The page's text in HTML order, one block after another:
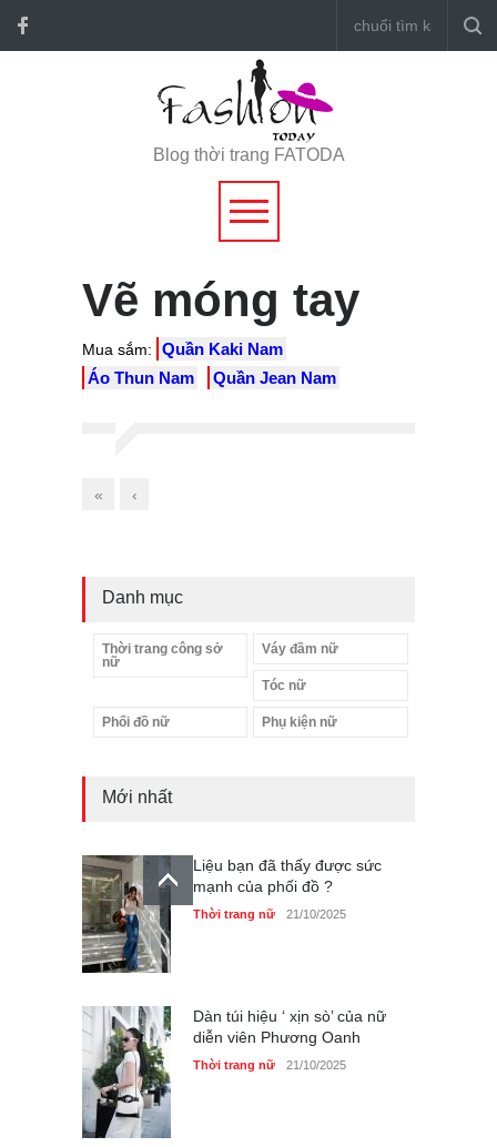
Blog thời trang FATODA
Vẽ móng tay
Mua sắm:
Quần Kaki Nam
Áo Thun Nam
Quần Jean Nam
« ‹
Danh mục
Thời trang công sở
nữ
Váy đầm nữ
Tóc nữ
Phối đồ nữ Phụ kiện nữ
Mới nhất
Liệu bạn đã thấy được sức
mạnh của phối đồ ?
Thời trang nữ 21/10/2025
Dàn túi hiệu ‘ xịn sò’ của nữ
diễn viên Phương Oanh
Thời trang nữ 21/10/2025